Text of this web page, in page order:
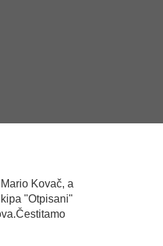
Kovač, a
"Otpisani"